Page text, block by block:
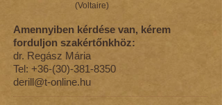
(Voltaire)
Amennyiben kérdése van, kérem
forduljon szakértőnkhöz:
dr. Regász Mária
Tel: +36-(30)-381-8350
derill@t-online.hu